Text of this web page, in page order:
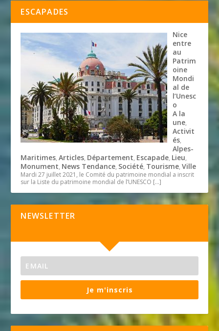
ESCAPADES
Nice
entre
au
Patrim
oine
Mondi
al de
l’Unesc
o
A la
une,
Activit
és,
Alpes-
Maritimes,Articles, Département, Escapade, Lieu,
Monument, News Tendance, Société, Tourisme,Ville
Mardi 27 juillet 2021, le Comité du patrimoine mondial a inscrit
sur la Liste du patrimoine mondial de l’UNESCO […]
NEWSLETTER
Je m'inscris